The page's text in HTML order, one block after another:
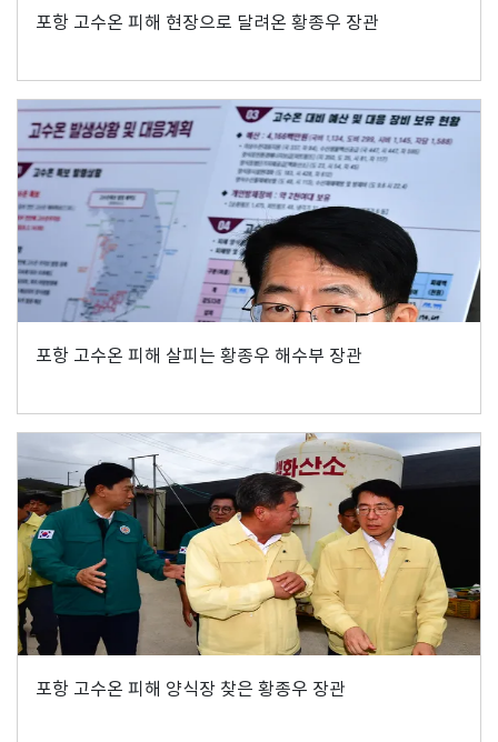
포항 고수온 피해 현장으로 달려온 황종우 장관
포항 고수온 피해 살피는 황종우 해수부 장관
포항 고수온 피해 양식장 찾은 황종우 장관